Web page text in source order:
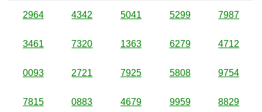
2964 4342 5041 5299 7987
3461 7320 1363 6279 4712
0093 2721 7925 5808 9754
7815 0883 4679 9959 8829